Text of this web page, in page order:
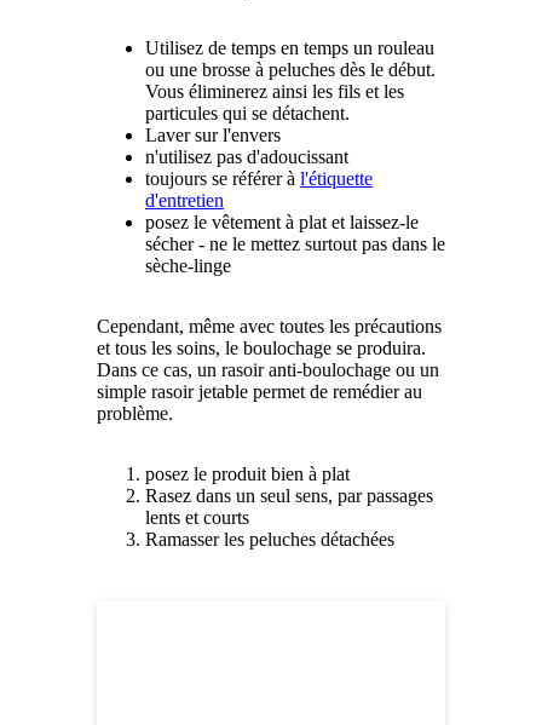
Utilisez de temps en temps un rouleau
ou une brosse à peluches dès le début.
Vous éliminerez ainsi les fils et les
particules qui se détachent.
Laver sur l'envers
n'utilisez pas d'adoucissant
toujours se référer à l'étiquette
d'entretien
posez le vêtement à plat et laissez-le
sécher - ne le mettez surtout pas dans le
sèche-linge
Cependant, même avec toutes les précautions
et tous les soins, le boulochage se produira.
Dans ce cas, un rasoir anti-boulochage ou un
simple rasoir jetable permet de remédier au
problème.
posez le produit bien à plat
Rasez dans un seul sens, par passages
lents et courts
Ramasser les peluches détachées